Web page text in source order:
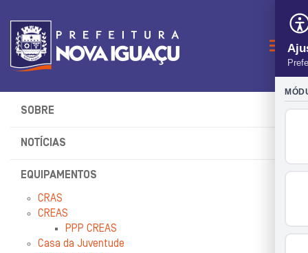
SOBRE
NOTÍCIAS
EQUIPAMENTOS
CRAS
CREAS
PPP CREAS
Casa da Juventude